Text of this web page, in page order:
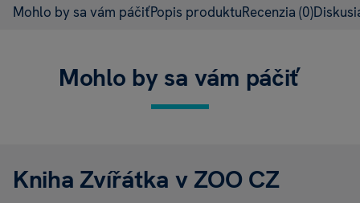
Mohlo by sa vám páčiťPopis produktuRecenzia (0)
Mohlo by sa vám páčiť
Kniha Zvířátka v ZOO CZ